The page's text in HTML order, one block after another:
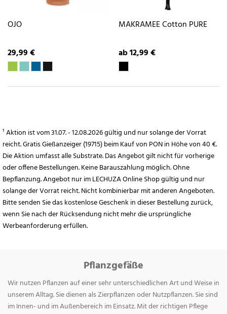
OJO
29,99 €
MAKRAMEE Cotton PURE
ab 12,99 €
¹ Aktion ist vom 31.07. - 12.08.2026 gültig und nur solange der Vorrat
reicht. Gratis Gießanzeiger (19715) beim Kauf von PON in Höhe von 40 €.
Die Aktion umfasst alle Substrate. Das Angebot gilt nicht für vorherige
oder offene Bestellungen. Keine Barauszahlung möglich. Ohne
Bepflanzung. Angebot nur im LECHUZA Online Shop gültig und nur
solange der Vorrat reicht. Nicht kombinierbar mit anderen Angeboten.
Bitte senden Sie das kostenlose Geschenk in dieser Bestellung zurück,
wenn Sie nach der Rücksendung nicht mehr die ursprüngliche
Werbeanforderung erfüllen.
Pflanzgefäße
Wir nutzen Pflanzen auf einer sehr unterschiedlichen Art und Weise in
unserem Alltag. Sie dienen als Zierpflanzen oder Nutzpflanzen. Sie sind
im Innen- und im Außenbereich im Einsatz. Mit der richtigen Pflege